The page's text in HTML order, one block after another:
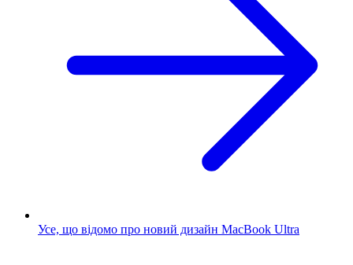
Усе, що відомо про новий дизайн MacBook Ultra